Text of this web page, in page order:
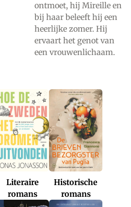
ontmoet, hij Mireille en
bij haar beleeft hij een
heerlijke zomer. Hij
ervaart het genot van
een vrouwenlichaam.
Literaire
romans
Historische
romans